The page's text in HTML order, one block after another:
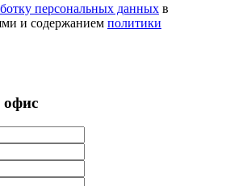
персональных данных в
и содержанием политики
офис